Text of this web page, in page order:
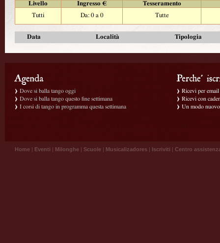
Livello
Ingresso €
Tesseramento
Tutti
Da: 0 a 0 Tutte
Data Località Tipologia
Dove si balla tango oggi
Dove si balla tango questo fine settimana
I corsi di tango in programma questa settimana
Ricevi per
Ricevi con
Un modo
Home | Eventi | Milonghe | Scuole | Musicalizadores | Iscriviti | Centro